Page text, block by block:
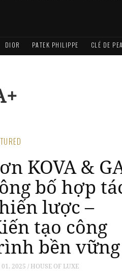
DIOR PATEK PHILIPPE CLÉ DE
KOVA &
bố hợp
lược –
tạo công
bền vững
2025 / HOUSE OF LUXE